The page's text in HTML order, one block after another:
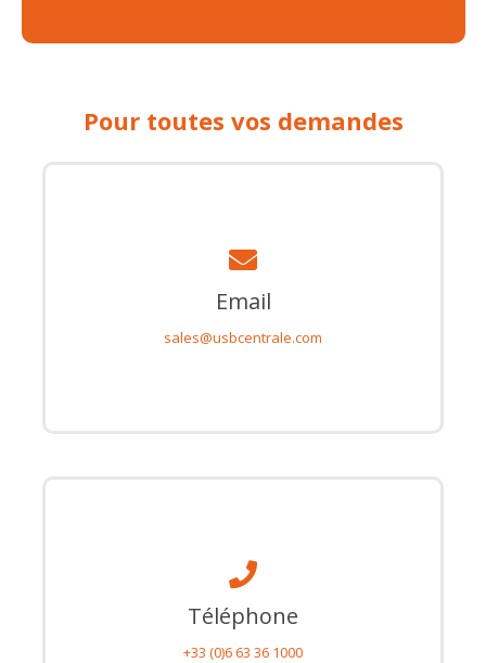
Pour toutes vos demandes
Email
sales@usbcentrale.com
Téléphone
+33 (0)6 63 36 1000